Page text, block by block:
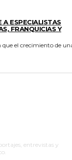
A ESPECIALISTAS
FRANQUICIAS Y
el crecimiento de
entrevistas y